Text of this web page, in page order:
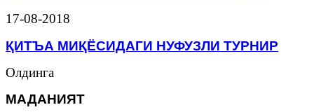
17-08-2018
ҚИТЪА МИҚЁСИДАГИ НУФУЗЛИ ТУРНИР
Олдинга
МАДАНИЯТ